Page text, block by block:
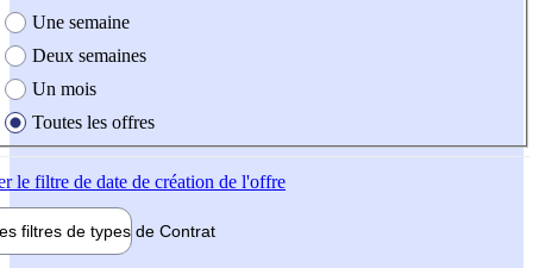
Une semaine
Deux semaines
Un mois
Toutes les offres
le filtre de date de création de l'offre
filtres de types de Contrat